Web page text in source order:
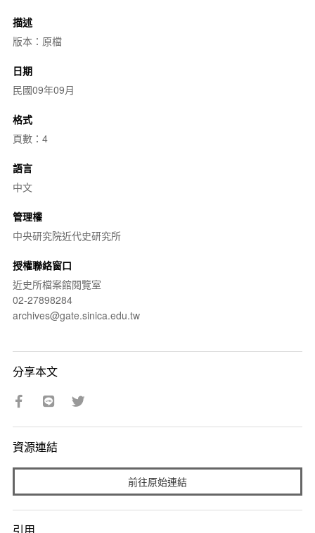
描述
版本：原檔
日期
民國09年09月
格式
頁數：4
語言
中文
管理權
中央研究院近代史研究所
授權聯絡窗口
近史所檔案館閱覽室
02-27898284
archives@gate.sinica.edu.tw
分享本文
資源連結
前往原始連結